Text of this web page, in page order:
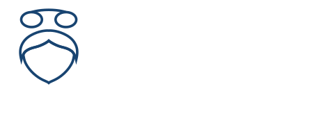
content